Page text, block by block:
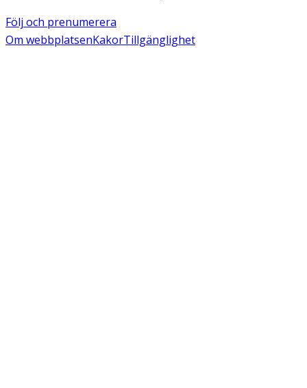
Följ och prenumerera
Om webbplatsenKakorTillgänglighet